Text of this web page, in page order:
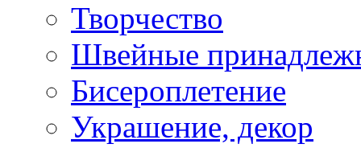
Творчество
Швейные
Бисероплетение
Украшение, декор